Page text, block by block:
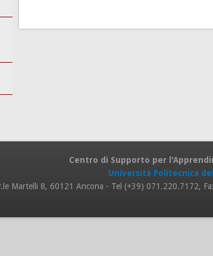
Centro di Supporto per
Università Politecnica
Martelli 8, 60121 Ancona - Tel (+39) 071.220.7172,